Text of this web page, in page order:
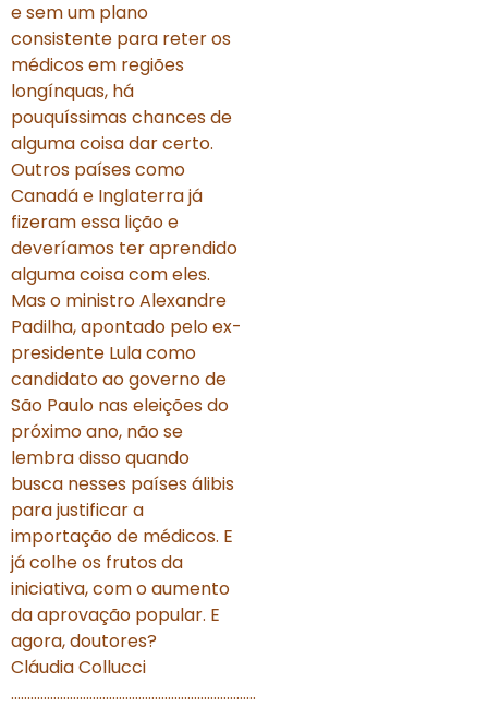
e sem um plano
consistente para reter os
médicos em regiões
longínquas, há
pouquíssimas chances de
alguma coisa dar certo.
Outros países como
Canadá e Inglaterra já
fizeram essa lição e
deveríamos ter aprendido
alguma coisa com eles.
Mas o ministro Alexandre
Padilha, apontado pelo ex-
presidente Lula como
candidato ao governo de
São Paulo nas eleições do
próximo ano, não se
lembra disso quando
busca nesses países álibis
para justificar a
importação de médicos. E
já colhe os frutos da
iniciativa, com o aumento
da aprovação popular. E
agora, doutores?
Cláudia Collucci
…………………………………………………………………